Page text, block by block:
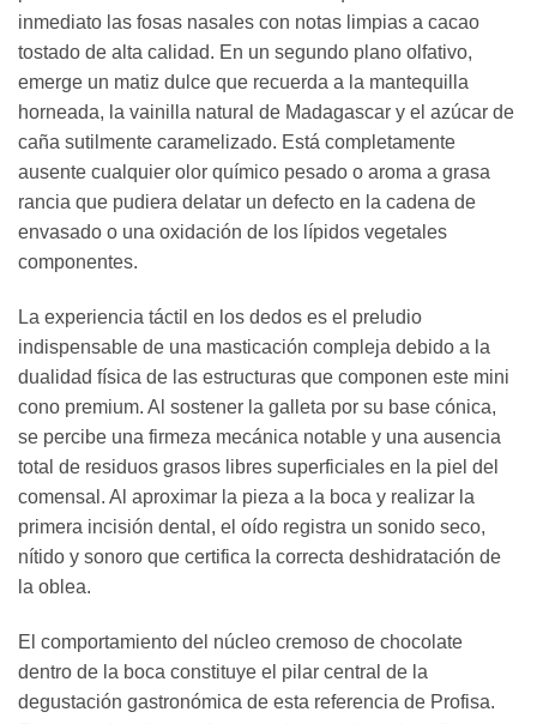
inmediato las fosas nasales con notas limpias a cacao
tostado de alta calidad. En un segundo plano olfativo,
emerge un matiz dulce que recuerda a la mantequilla
horneada, la vainilla natural de Madagascar y el azúcar de
caña sutilmente caramelizado. Está completamente
ausente cualquier olor químico pesado o aroma a grasa
rancia que pudiera delatar un defecto en la cadena de
envasado o una oxidación de los lípidos vegetales
componentes.
La experiencia táctil en los dedos es el preludio
indispensable de una masticación compleja debido a la
dualidad física de las estructuras que componen este mini
cono premium. Al sostener la galleta por su base cónica,
se percibe una firmeza mecánica notable y una ausencia
total de residuos grasos libres superficiales en la piel del
comensal. Al aproximar la pieza a la boca y realizar la
primera incisión dental, el oído registra un sonido seco,
nítido y sonoro que certifica la correcta deshidratación de
la oblea.
El comportamiento del núcleo cremoso de chocolate
dentro de la boca constituye el pilar central de la
degustación gastronómica de esta referencia de Profisa.